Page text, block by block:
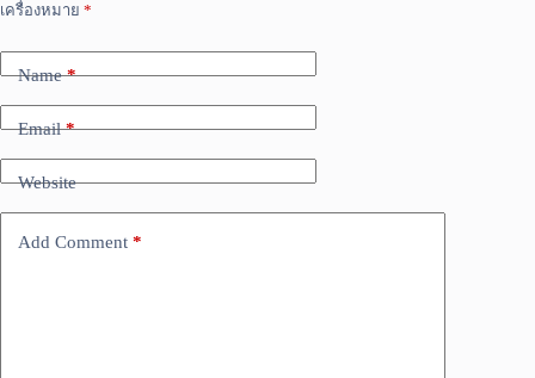
เครื่องหมาย *
Name*
Email*
Website
Add Comment *